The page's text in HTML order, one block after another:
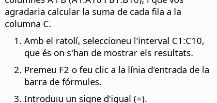
agradaria calcular la suma de cada fila a la
columna C.
Amb el ratolí, seleccioneu l'interval C1:C10,
que és on s'han de mostrar els resultats.
Premeu F2 o feu clic a la línia d'entrada de la
barra de fórmules.
Introduïu un signe d'igual (=).